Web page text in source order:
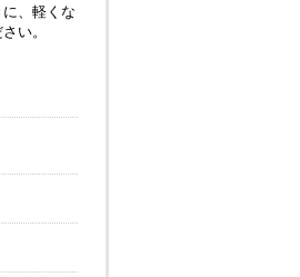
、軽くな
い。